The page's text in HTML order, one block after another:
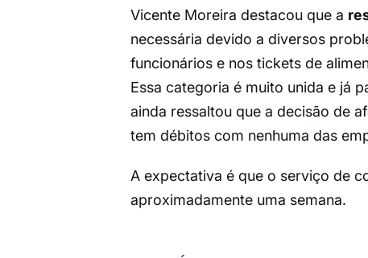
Vicente Moreira destacou que a
necessária devido a diversos
funcionários e nos tickets de
Essa categoria é muito unida e já
ainda ressaltou que a decisão de
tem débitos com nenhuma das
A expectativa é que o serviço de
aproximadamente uma semana.